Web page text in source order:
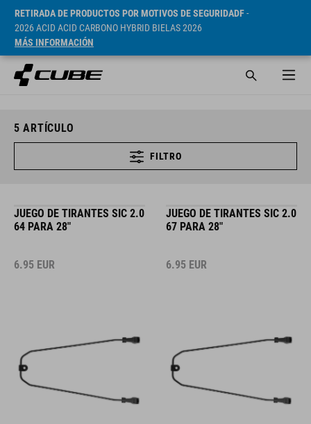
RETIRADA DE PRODUCTOS POR MOTIVOS DE SEGURIDADF-
2026 ACID ACID CARBONO HYBRID BIELAS 2026
MÁS INFORMACIÓN
5 ARTÍCULO
FILTRO
JUEGO DE TIRANTES SIC 2.0
64 PARA 28"
6.95 EUR
JUEGO DE TIRANTES SIC 2.0
67 PARA 28"
6.95 EUR